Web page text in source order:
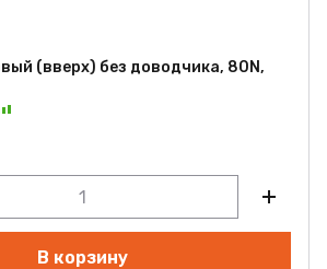
(вверх) без доводчика, 80N,
В корзину